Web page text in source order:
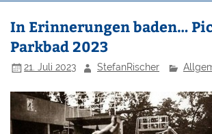
In Erinnerungen baden…
Parkbad 2023
21. Juli 2023 StefanRischer